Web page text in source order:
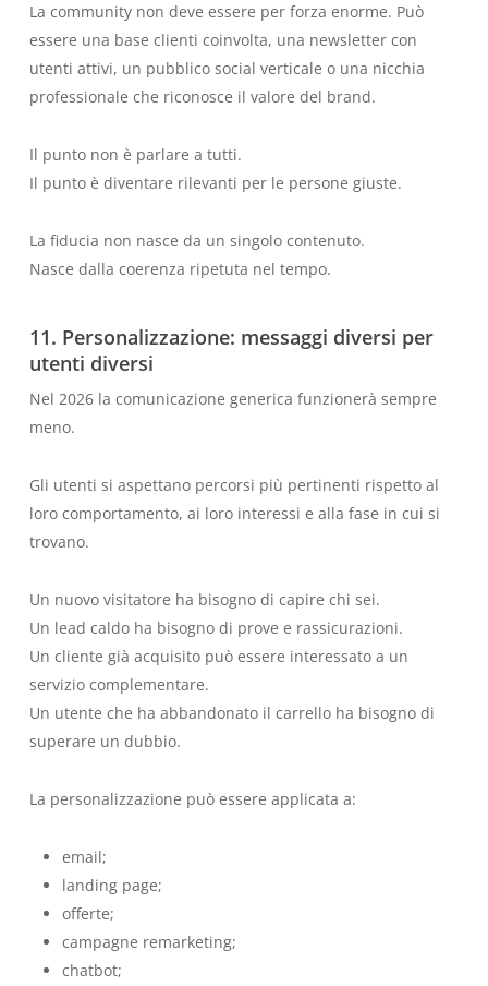
La community non deve essere per forza enorme. Può
essere una base clienti coinvolta, una newsletter con
utenti attivi, un pubblico social verticale o una nicchia
professionale che riconosce il valore del brand.
Il punto non è parlare a tutti.
Il punto è diventare rilevanti per le persone giuste.
La fiducia non nasce da un singolo contenuto.
Nasce dalla coerenza ripetuta nel tempo.
11. Personalizzazione: messaggi diversi per
utenti diversi
Nel 2026 la comunicazione generica funzionerà sempre
meno.
Gli utenti si aspettano percorsi più pertinenti rispetto al
loro comportamento, ai loro interessi e alla fase in cui si
trovano.
Un nuovo visitatore ha bisogno di capire chi sei.
Un lead caldo ha bisogno di prove e rassicurazioni.
Un cliente già acquisito può essere interessato a un
servizio complementare.
Un utente che ha abbandonato il carrello ha bisogno di
superare un dubbio.
La personalizzazione può essere applicata a:
email;
landing page;
offerte;
campagne remarketing;
chatbot;